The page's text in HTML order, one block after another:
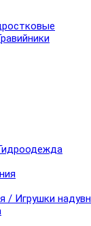
/ Игрушки